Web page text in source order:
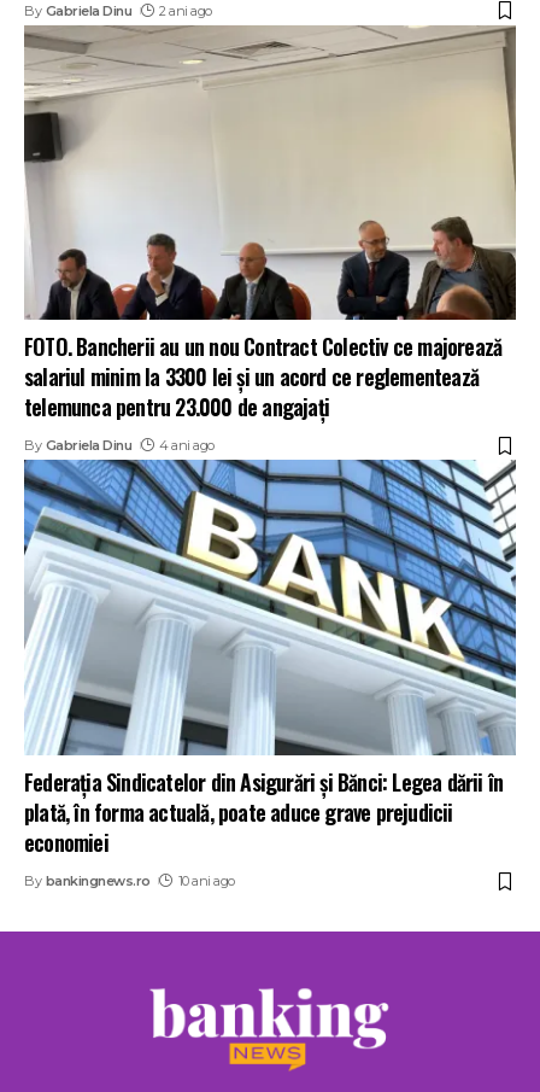
By Gabriela Dinu 2 ani ago
FOTO. Bancherii au un nou Contract Colectiv ce majorează
salariul minim la 3300 lei și un acord ce reglementează
telemunca pentru 23.000 de angajați
By Gabriela Dinu 4 ani ago
Federația Sindicatelor din Asigurări și Bănci: Legea dării în
plată, în forma actuală, poate aduce grave prejudicii
economiei
By bankingnews.ro 10 ani ago